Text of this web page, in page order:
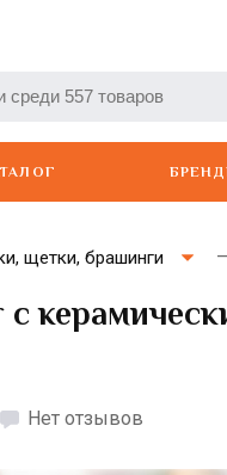
щетки, брашинги
Нет отзывов